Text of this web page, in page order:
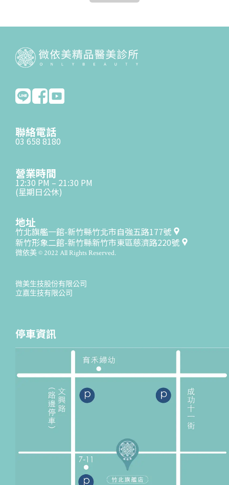
聯絡電話
03 658 8180
營業時間
12:30 PM – 21:30 PM
(星期日公休)
地址
竹北旗艦一館-新竹縣竹北市自強五路177號
新竹形象二館-新竹縣新竹市東區慈濟路220號
微依美 © 2022 All Rights Reserved.
微美生技股份有限公司
立嘉生技有限公司
停車資訊